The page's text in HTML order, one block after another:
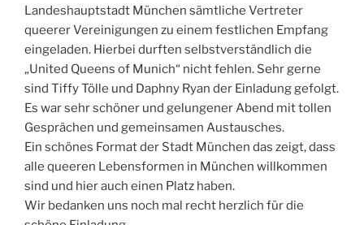
Landeshauptstadt München sämtliche Vertreter
queerer Vereinigungen zu einem festlichen Empfang
eingeladen. Hierbei durften selbstverständlich die
„United Queens of Munich“ nicht fehlen. Sehr gerne
sind Tiffy Tölle und Daphny Ryan der Einladung gefolgt.
Es war sehr schöner und gelungener Abend mit tollen
Gesprächen und gemeinsamen Austausches.
Ein schönes Format der Stadt München das zeigt, dass
alle queeren Lebensformen in München willkommen
sind und hier auch einen Platz haben.
Wir bedanken uns noch mal recht herzlich für die